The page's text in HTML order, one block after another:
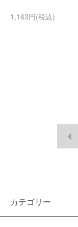
1,163円(税込)
カテゴリー